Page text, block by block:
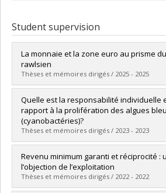
Student supervision
La monnaie et la zone euro au prisme
rawlsien
Thèses et mémoires dirigés / 2025 - 2025
Graduate :Delorme, Morgane
Cycle :Doctoral
Grade :Ph. D.
Lien vers le document dans Papyrus
Quelle est la responsabilité individuelle
rapport à la prolifération des algues
(cyanobactéries)?
Thèses et mémoires dirigés / 2023 - 2023
Graduate :Cahen, Emmanuel
Cycle :Master's
Grade :M. Sc.
Lien vers le document dans Papyrus
Revenu minimum garanti et réciprocité :
l’objection de l’exploitation
Thèses et mémoires dirigés / 2022 - 2022